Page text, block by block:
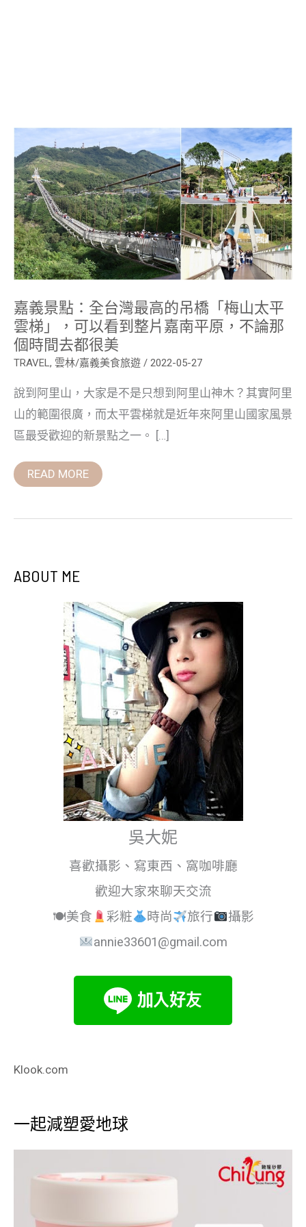
嘉義景點：全台灣最高的吊橋「梅山太平
雲梯」，可以看到整片嘉南平原，不論那
個時間去都很美
TRAVEL, 雲林/嘉義美食旅遊 / 2022-05-27
說到阿里山，大家是不是只想到阿里山神木？其實阿里
山的範圍很廣，而太平雲梯就是近年來阿里山國家風景
區最受歡迎的新景點之一。 […]
嘉
義
景
點：
全
台
灣
最
高
的
吊
橋
「梅
山
平
雲
梯」，
可
以
看
整
片
嘉
南
平
論
那
間
READ MORE
ABOUT ME
吳大妮
喜歡攝影、寫東西、窩咖啡廳
歡迎大家來聊天交流
🍽美食
彩粧 時尚 旅行
攝影
annie33601@gmail.com
Klook.com
一起減塑愛地球